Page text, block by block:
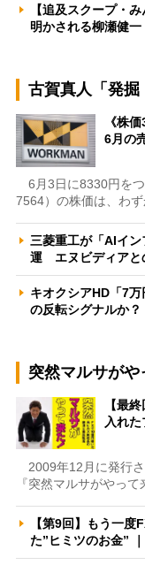
【追及スクープ・
明かされる柳瀬健
古賀真人「発掘
《株
6月の
6月3日に8330円をつ
7564）の株価は、わ
三菱重工が「AIイ
運 エヌビディアと
キオクシアHD「7
の反転シグナルか
突然マルサがや
【最
入れ
2009年12月に発行
『突然マルサがやっ
【第9回】もう一
た”ヒミツのお金”